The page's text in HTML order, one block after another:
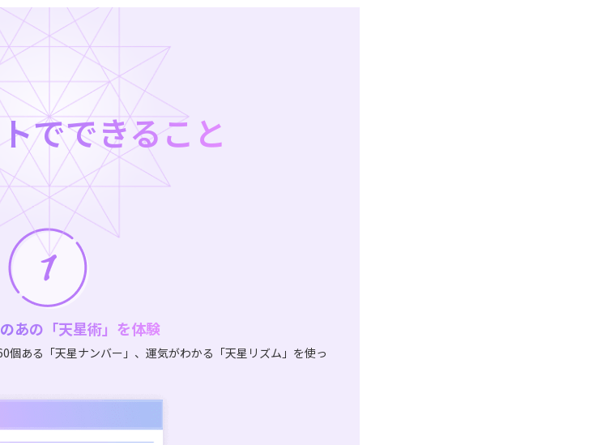
でできること
あの「天星術」を体験
ある「天星ナンバー」、運気がわかる「天星リズム」を使っ